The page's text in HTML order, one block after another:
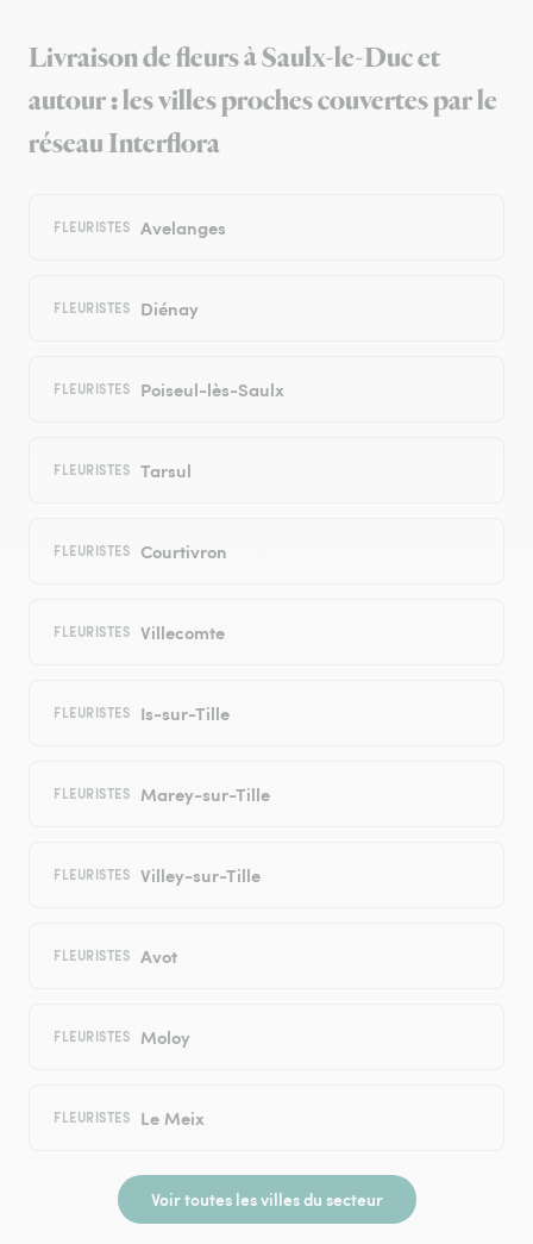
Livraison de fleurs à Saulx-le-Duc et
autour : les villes proches couvertes par le
réseau Interflora
FLEURISTES Avelanges
FLEURISTES Diénay
FLEURISTES Poiseul-lès-Saulx
FLEURISTES Tarsul
FLEURISTES Courtivron
FLEURISTES Villecomte
FLEURISTES Is-sur-Tille
FLEURISTES Marey-sur-Tille
FLEURISTES Villey-sur-Tille
FLEURISTES Avot
FLEURISTES Moloy
FLEURISTES Le Meix
Voir toutes les villes du secteur